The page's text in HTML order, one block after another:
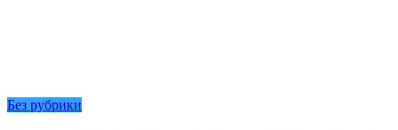
Без рубрики